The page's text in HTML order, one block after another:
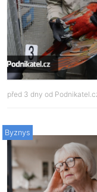
před 3 dny od
Byznys